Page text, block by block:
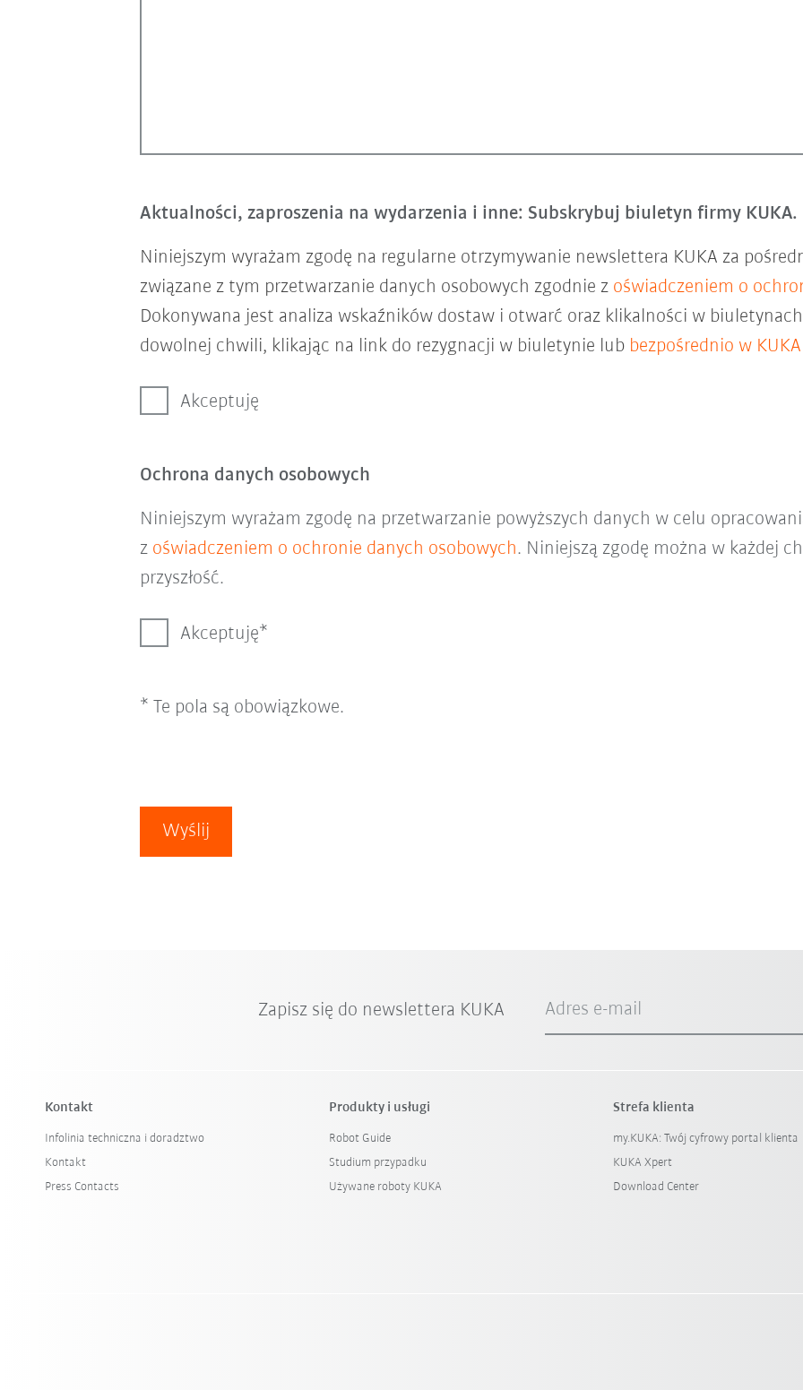
Aktualności, zaproszenia na wydarzenia i inne: Subskrybuj biuletyn firmy KUKA.
Niniejszym wyrażam zgodę na regularne otrzymywanie newslettera KUKA za
związane z tym przetwarzanie danych osobowych zgodnie z oświadczeniem o
Dokonywana jest analiza wskaźników dostaw i otwarć oraz klikalności w
dowolnej chwili, klikając na link do rezygnacji w biuletynie lub bezpośrednio w KUKA
Akceptuję
Ochrona danych osobowych
Niniejszym wyrażam zgodę na przetwarzanie powyższych danych w celu
z oświadczeniem o ochronie danych osobowych. Niniejszą zgodę można w każdej
przyszłość.
Akceptuję
* Te pola są obowiązkowe.
Wyślij
Zapisz się do newslettera KUKA Adres e-mail
Kontakt
Infolinia techniczna i doradztwo
Kontakt
Press Contacts
Produkty i usługi
Robot Guide
Studium przypadku
Używane roboty KUKA
Strefa klienta
my.KUKA: Twój cyfrowy portal klienta
KUKA Xpert
Download Center